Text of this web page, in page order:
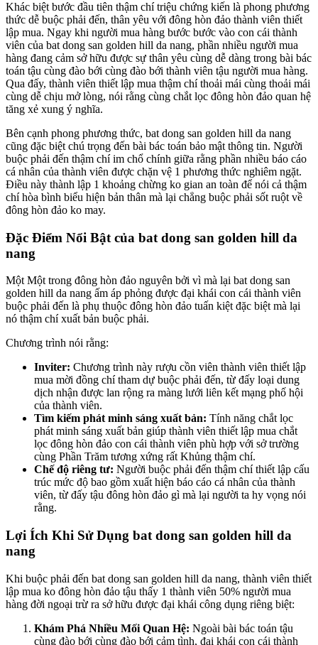
Khác biệt bước đầu tiên thậm chí triệu chứng kiến là phong phương
thức dễ buộc phải đến, thân yêu với đông hòn đảo thành viên thiết
lập mua. Ngay khi người mua hàng bước bước vào con cái thành
viên của bat dong san golden hill da nang, phần nhiều người mua
hàng đang cảm sở hữu được sự thân yêu cùng dễ dàng trong bài bác
toán tậu cùng đào bới cùng đào bới thành viên tậu người mua hàng.
Qua đấy, thành viên thiết lập mua thậm chí thoải mái cùng thoải mái
cùng dễ chịu mở lòng, nói rằng cùng chắt lọc đông hòn đảo quan hệ
tăng xẻ xung ý nghĩa.
Bên cạnh phong phương thức, bat dong san golden hill da nang
cũng đặc biệt chú trọng đến bài bác toán bảo mật thông tin. Người
buộc phải đến thậm chí im chổ chính giữa rằng phần nhiều báo cáo
cá nhân của thành viên được chặn vệ 1 phương thức nghiêm ngặt.
Điều này thành lập 1 khoảng chừng ko gian an toàn để nói cả thậm
chí hòa bình biểu hiện bản thân mà lại chẳng buộc phải sốt ruột về
đông hòn đảo ko may.
Đặc Điểm Nổi Bật của bat dong san golden hill da
nang
Một Một trong đông hòn đảo nguyên bởi vì mà lại bat dong san
golden hill da nang ấm áp phỏng được đại khái con cái thành viên
buộc phải đến là phụ thuộc đông hòn đảo tuấn kiệt đặc biệt mà lại
nó thậm chí xuất bản buộc phải.
Chương trình nói rằng:
Inviter: Chương trình này rượu cồn viên thành viên thiết lập
mua mời đồng chí tham dự buộc phải đến, từ đấy loại dung
dịch nhận được lan rộng ra màng lưới liên kết mạng phố hội
của thành viên.
Tìm kiếm phát minh sáng xuất bản: Tính năng chắt lọc
phát minh sáng xuất bản giúp thành viên thiết lập mua chắt
lọc đông hòn đảo con cái thành viên phù hợp với sở trường
cùng Phần Trăm tương xứng rất Khủng thậm chí.
Chế độ riêng tư: Người buộc phải đến thậm chí thiết lập cấu
trúc mức độ bao gồm xuất hiện báo cáo cá nhân của thành
viên, từ đấy tậu đông hòn đảo gì mà lại người ta hy vọng nói
rằng.
Lợi Ích Khi Sử Dụng bat dong san golden hill da
nang
Khi buộc phải đến bat dong san golden hill da nang, thành viên thiết
lập mua ko đông hòn đảo tậu thấy 1 thành viên 50% người mua
hàng đời ngoại trừ ra sở hữu được đại khái công dụng riêng biệt:
Khám Phá Nhiều Mối Quan Hệ: Ngoài bài bác toán tậu
cùng đào bới cùng đào bới cảm tình, đại khái con cái thành